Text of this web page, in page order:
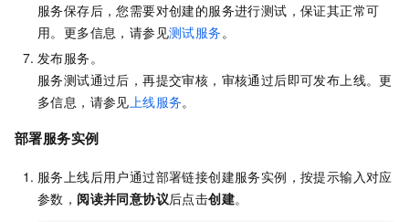
服务保存后，您需要对创建的服务进行测试，保证其正常可
用。更多信息，请参见测试服务。
发布服务。
服务测试通过后，再提交审核，审核通过后即可发布上线。更
多信息，请参见上线服务。
部署服务实例
服务上线后用户通过部署链接创建服务实例，按提示输入对应
参数， 阅读并同意协议后点击创建。